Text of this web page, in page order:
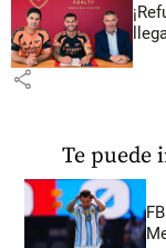
share
Te puede